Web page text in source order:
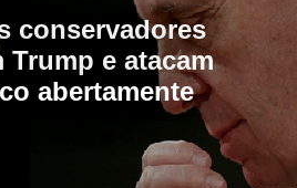
conservadores
Trump e atacam
abertamente